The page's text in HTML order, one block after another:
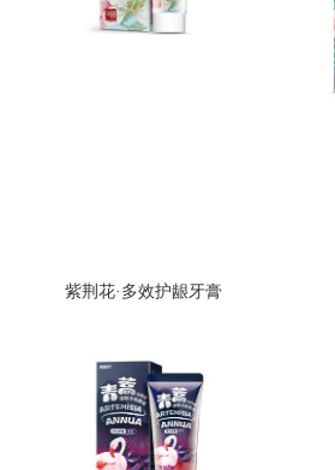
紫荆花·多效护龈牙膏